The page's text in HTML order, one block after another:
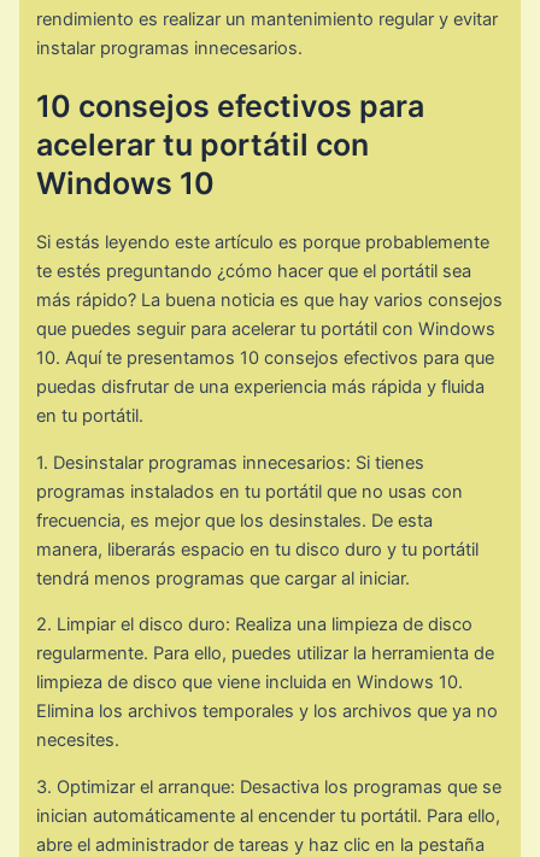
rendimiento es realizar un mantenimiento regular y evitar
instalar programas innecesarios.
10 consejos efectivos para
acelerar tu portátil con
Windows 10
Si estás leyendo este artículo es porque probablemente
te estés preguntando ¿cómo hacer que el portátil sea
más rápido? La buena noticia es que hay varios consejos
que puedes seguir para acelerar tu portátil con Windows
10. Aquí te presentamos 10 consejos efectivos para que
puedas disfrutar de una experiencia más rápida y fluida
en tu portátil.
1. Desinstalar programas innecesarios: Si tienes
programas instalados en tu portátil que no usas con
frecuencia, es mejor que los desinstales. De esta
manera, liberarás espacio en tu disco duro y tu portátil
tendrá menos programas que cargar al iniciar.
2. Limpiar el disco duro: Realiza una limpieza de disco
regularmente. Para ello, puedes utilizar la herramienta de
limpieza de disco que viene incluida en Windows 10.
Elimina los archivos temporales y los archivos que ya no
necesites.
3. Optimizar el arranque: Desactiva los programas que se
inician automáticamente al encender tu portátil. Para ello,
abre el administrador de tareas y haz clic en la pestaña